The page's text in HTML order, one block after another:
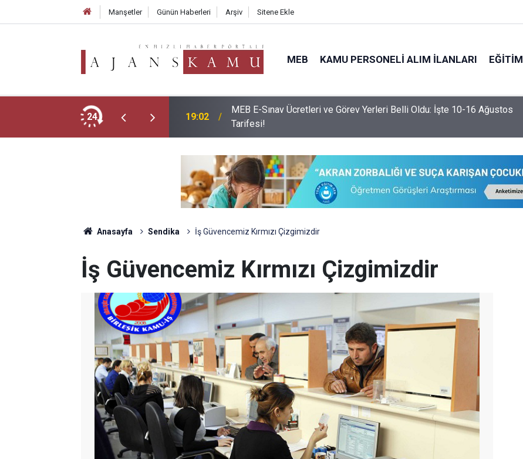
Manşetler Günün Haberleri Arşiv Sitene Ekle
MEB KAMU PERSONELI ALIM İLANLARI EĞITIM
24
Araçları Belli Oldu! 19:02
MEB E-Sınav Ücretleri ve Görev Yerleri Belli Oldu: İşte 10-16 Ağustos
Tarifesi!
Anasayfa Sendika İş Güvencemiz Kırmızı Çizgimizdir
İş Güvencemiz Kırmızı Çizgimizdir